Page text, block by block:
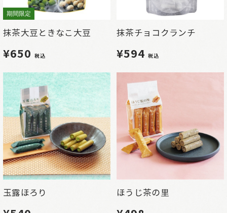
期間限定
抹茶大豆ときなこ大豆
¥650税込
抹茶チョコクランチ
¥594税込
玉露ほろり ほうじ茶の里